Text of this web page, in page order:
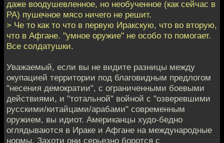
даже воодушевленное, но необученное (как сейчас в
РА) пушечное мясо ничего не решит.
> Че то как то что в первую Иракскую, что во вторую,
что в Афгане. "умное оружие" не особо то помогает.
Все солдатушки.
Уважаемый, если вы не видите разницы между
окупацией территории под благовидным предлогом
"несения демократии", с ограниченными боевыми
действиями, и "тотальной" войной с "озверевшими
русскими/китайцами/арабами" современным
оружием, вы идиот. Американцы худо-бедно
оглядываются в Ираке и Афгане на международные
нормы. Захоти они серьезно боротся с